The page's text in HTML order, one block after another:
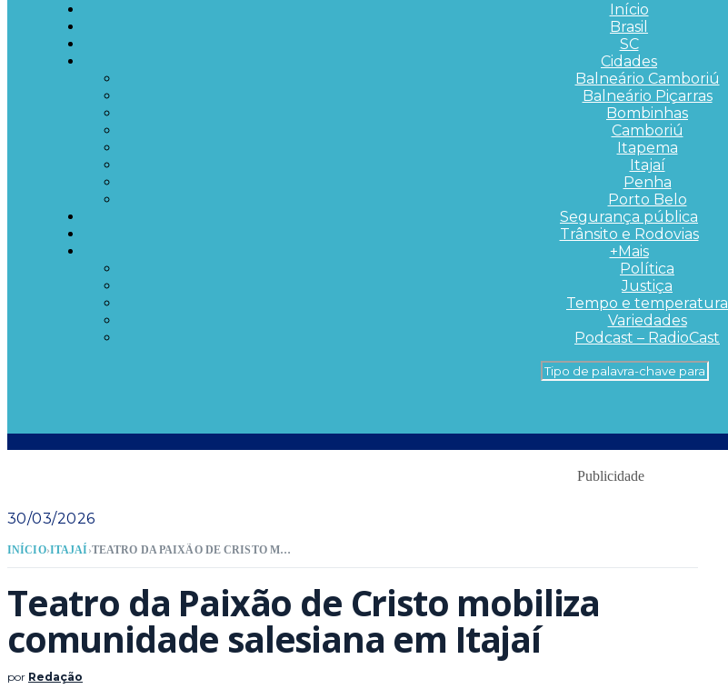
Início
Brasil
SC
Cidades
Balneário Camboriú
Balneário Piçarras
Bombinhas
Camboriú
Itapema
Itajaí
Penha
Porto Belo
Segurança pública
Trânsito e Rodovias
+Mais
Política
Justiça
Tempo e temperatura
Variedades
Podcast – RadioCast
Publicidade
30/03/2026
INÍCIO›ITAJAÍ › TEATRO DA PAIXÃO DE CRISTO MOBILIZA COMUNIDADE SALESIANA EM ITAJAÍ
Teatro da Paixão de Cristo mobiliza
comunidade salesiana em Itajaí
por Redação